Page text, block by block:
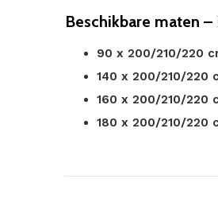
Beschikbare maten
90 x 200/210/220
140 x 200/210/220
160 x 200/210/220
180 x 200/210/220